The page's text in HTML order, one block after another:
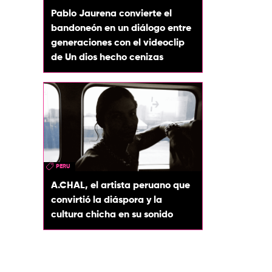
Pablo Jaurena convierte el
bandoneón en un diálogo entre
generaciones con el videoclip
de Un dios hecho cenizas
PERU
A.CHAL, el artista peruano que
convirtió la diáspora y la
cultura chicha en su sonido